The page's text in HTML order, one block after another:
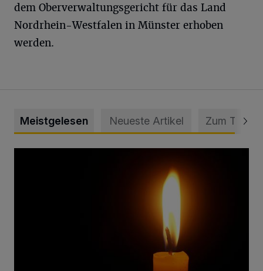
dem Oberverwaltungsgericht für das Land
Nordrhein-Westfalen in Münster erhoben
werden.
Meistgelesen Neueste Artikel Zum Thema